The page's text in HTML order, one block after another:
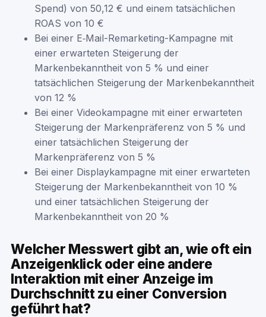
Spend) von 50,12 € und einem tatsächlichen
ROAS von 10 €
Bei einer E‑Mail-Remarketing-Kampagne mit
einer erwarteten Steigerung der
Markenbekanntheit von 5 % und einer
tatsächlichen Steigerung der Markenbekanntheit
von 12 %
Bei einer Videokampagne mit einer erwarteten
Steigerung der Markenpräferenz von 5 % und
einer tatsächlichen Steigerung der
Markenpräferenz von 5 %
Bei einer Displaykampagne mit einer erwarteten
Steigerung der Markenbekanntheit von 10 %
und einer tatsächlichen Steigerung der
Markenbekanntheit von 20 %
Welcher Messwert gibt an, wie oft ein
Anzeigenklick oder eine andere
Interaktion mit einer Anzeige im
Durchschnitt zu einer Conversion
geführt hat?